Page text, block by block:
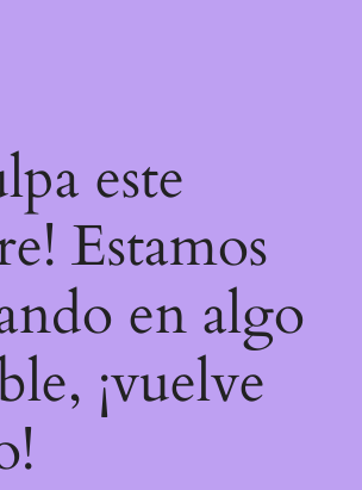
este
Estamos
en algo
¡vuelve